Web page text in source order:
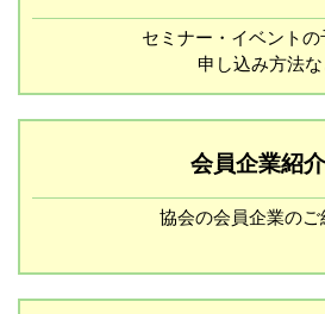
セミナー・イベントの
申し込み方法な
会員企業紹介
協会の会員企業のご